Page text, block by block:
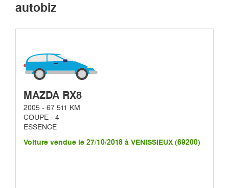
autobiz
MAZDA RX8
2005 - 67 511 KM
COUPE - 4
ESSENCE
Voiture vendue le 27/10/2018 à VENISSIEUX (69200)